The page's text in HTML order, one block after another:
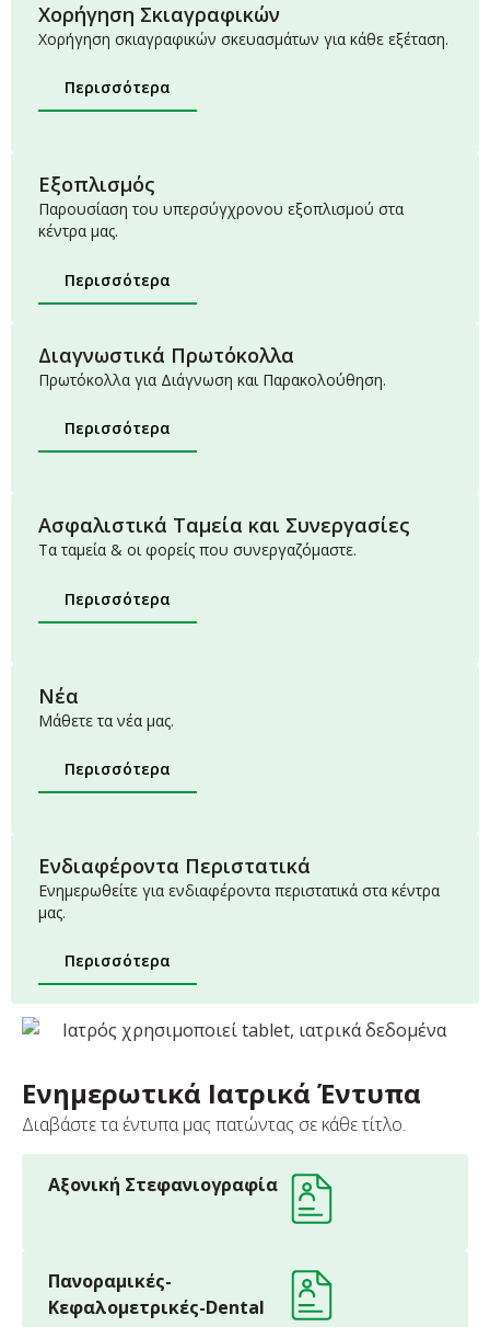
Χορήγηση Σκιαγραφικών
Χορήγηση σκιαγραφικών σκευασμάτων για κάθε εξέταση.
Περισσότερα
Εξοπλισμός
Παρουσίαση του υπερσύγχρονου εξοπλισμού στα
κέντρα μας.
Περισσότερα
Διαγνωστικά Πρωτόκολλα
Πρωτόκολλα για Διάγνωση και Παρακολούθηση.
Περισσότερα
Ασφαλιστικά Ταμεία και Συνεργασίες
Τα ταμεία & οι φορείς που συνεργαζόμαστε.
Περισσότερα
Νέα
Μάθετε τα νέα μας.
Περισσότερα
Ενδιαφέροντα Περιστατικά
Ενημερωθείτε για ενδιαφέροντα περιστατικά στα κέντρα
μας.
Περισσότερα
Ενημερωτικά Ιατρικά Έντυπα
Διαβάστε τα έντυπα μας πατώντας σε κάθε τίτλο.
Αξονική Στεφανιογραφία
Πανοραμικές-
Κεφαλομετρικές-Dental